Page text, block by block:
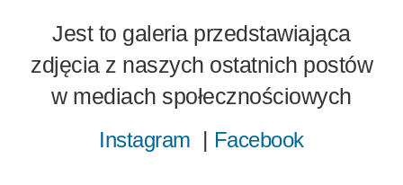
Jest to galeria przedstawiająca
zdjęcia z naszych ostatnich postów
w mediach społecznościowych
Instagram | Facebook